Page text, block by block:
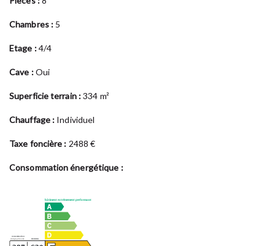
Chambres : 5
Etage :4/4
Cave :Oui
Superficie terrain :334 m²
Chauffage : Individuel
Taxe foncière : 2488 €
Consommation énergétique :